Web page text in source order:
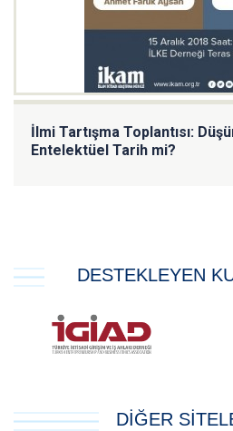
İlmi Tartışma Toplantısı:
Entelektüel Tarih mi?
DESTEKLEYEN
DİĞER